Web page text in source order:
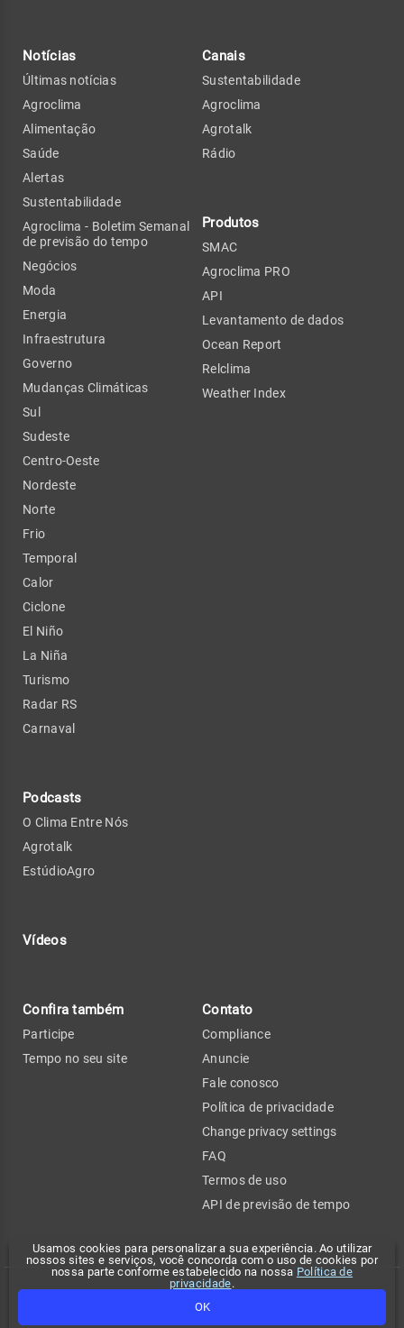
Usamos cookies para personalizar a sua experiência. Ao utilizar
nossos sites e serviços, você concorda com o uso de cookies por
nossa parte conforme estabelecido na nossa Política de
privacidade.
OK
Notícias
Últimas notícias
Agroclima
Alimentação
Saúde
Alertas
Sustentabilidade
Agroclima - Boletim Semanal
de previsão do tempo
Negócios
Moda
Energia
Infraestrutura
Governo
Mudanças Climáticas
Sul
Sudeste
Centro-Oeste
Nordeste
Norte
Frio
Temporal
Calor
Ciclone
El Niño
La Niña
Turismo
Radar RS
Carnaval
Podcasts
O Clima Entre Nós
Agrotalk
EstúdioAgro
Vídeos
Canais
Sustentabilidade
Agroclima
Agrotalk
Rádio
Produtos
SMAC
Agroclima PRO
API
Levantamento de dados
Ocean Report
Relclima
Weather Index
Confira também
Participe
Tempo no seu site
Contato
Compliance
Anuncie
Fale conosco
Política de privacidade
Change privacy settings
FAQ
Termos de uso
API de previsão de tempo
Copyright 2026 - Climatempo. Todos os direitos reservados.